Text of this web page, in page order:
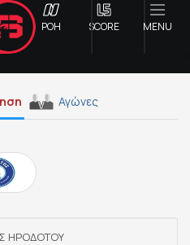
ΡΟΗ SCORE MENU
Αγώνες
ΗΡΟΔΟΤΟΥ